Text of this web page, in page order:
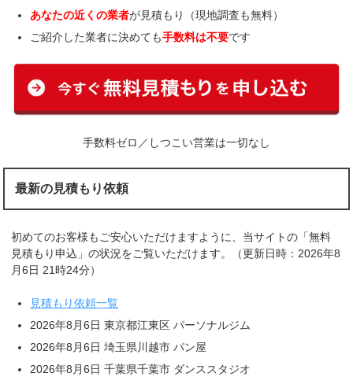
あなたの近くの業者が見積もり（現地調査も無料）
ご紹介した業者に決めても手数料は不要です
手数料ゼロ／しつこい営業は一切なし
最新の見積もり依頼
初めてのお客様もご安心いただけますように、当サイトの「無料
見積もり申込」の状況をご覧いただけます。（更新日時：2026年8
月6日 21時24分）
見積もり依頼一覧
2026年8月6日 東京都江東区 パーソナルジム
2026年8月6日 埼玉県川越市 パン屋
2026年8月6日 千葉県千葉市 ダンススタジオ